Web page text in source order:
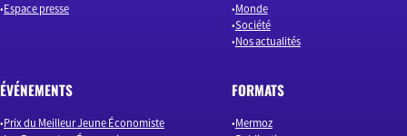
Espace presse
Monde
Société
Nos actualités
ÉVÉNEMENTS
Prix du Meilleur Jeune Économiste
FORMATS
Mermoz